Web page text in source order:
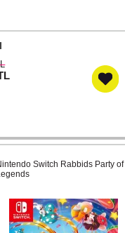
Switch Rabbids Party of